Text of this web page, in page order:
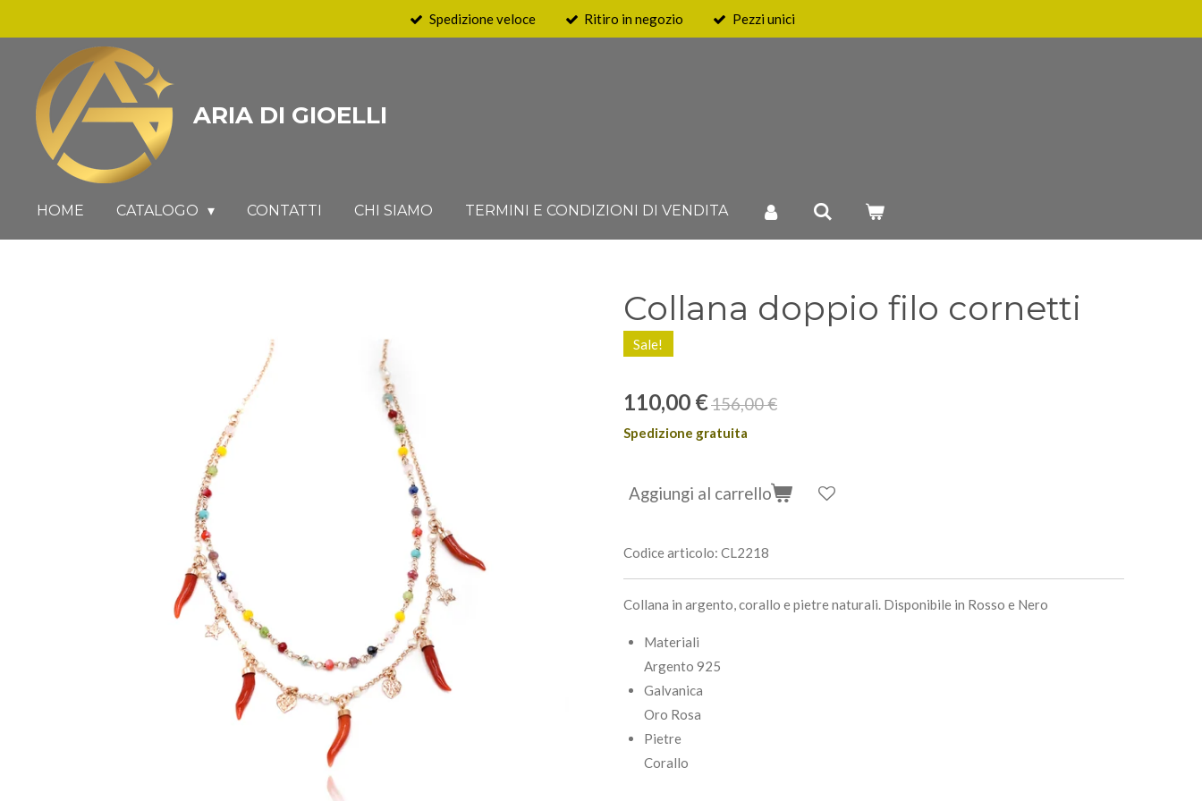
contenuto
principale
Spedizione veloce Ritiro in negozio Pezzi unici
ARIA DI GIOELLI
HOME CATALOGO CONTATTI CHI SIAMO TERMINI E CONDIZIONI DI VENDITA
Collana doppio filo cornetti
Sale!
110,00 €156,00 €
Spedizione gratuita
Aggiungi al carrello
Codice articolo: CL2218
Collana in argento, corallo e pietre naturali. Disponibile in Rosso e Nero
Materiali
Argento 925
Galvanica
Oro Rosa
Pietre
Corallo